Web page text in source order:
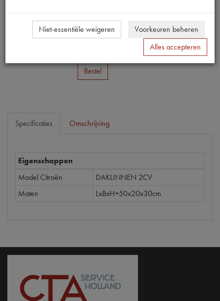
Normale prijs
€ 29,56 (€ 43excl. btw)
Uw prijs
66excl. btw)
Bestel
Specificaties Omschrijving
Eigenschappen
Model Citroën
DAKLINNEN 2CV
Maten
LxBxH=50x20x30cm
Niet-essentiële weigeren
Voorkeuren beheren
Alles accepteren